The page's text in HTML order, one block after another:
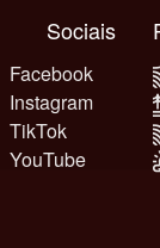
Sociais
Facebook
Instagram
TikTok
YouTube